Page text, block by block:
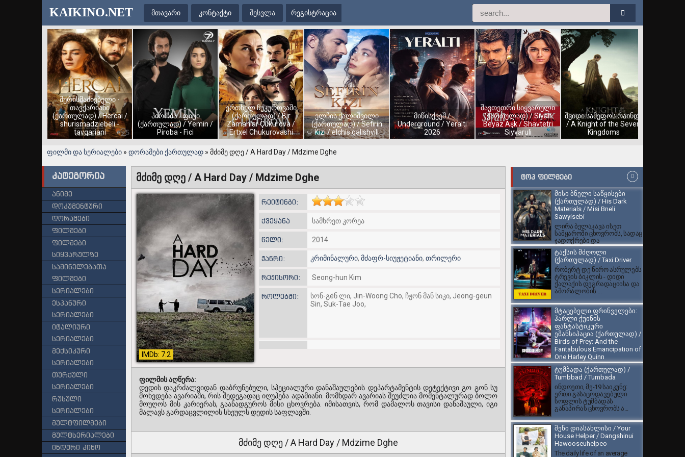
KAIKINO.NET მთავარი კონტაქტი შესვლა რეგისტრაცია
შურისმაძიებელი -
თავქარიანი
(ქართულად) / Hercai /
shurismadziebeli -
tavqariani
პირობა - ფიცი
(ქართულად) / Yemin /
Piroba - Fici
ერთხელ ჩუკუროვაში
(ქართულად) / Bir
Zamanlar Çukurova /
Ertxel Chukurovashi
ელჩის ქალიშვილი
(ქართულად) / Sefirin
Kizi / elchis qalishvili
მიწისქვეშ /
Underground / Yeralti
2026
შავთეთრი სიყვარული
(ქართულად) / Siyah
Beyaz Aşk / Shavtetri
Siyvaruli
შვიდი სამეფოს რაინდი
/ A Knight of the Seven
Kingdoms
ფილმი და სერიალები » დორამები ქართულად » მძიმე დღე / A Hard Day / Mdzime Dghe
ᲢᲝᲞ ᲤᲘᲚᲛᲔᲑᲘ
მისი ბნელი საწყისები
(ქართულად) / His Dark
Materials / Misi Bneli
Sawyisebi
ლირა ბელაკავა ისეთ
სამყაროში ცხოვრობს, სადაც
ჯადოქრები და
ბრონირებული დათვები ცხ...
ტაქსის მძღოლი
(ქართულად) / Taxi Driver
რობერტ დე ნირო ასრულებს
ტრევის ბიკლის - დიდი
ქალაქის დეგრადაციისა და
ამორალობის ...
მტაცებელი ფრინველები:
ჰარლი ქუინის
ფანტასტიკური
ემანსიპაცია (ქართულად) /
Birds of Prey: And the
Fantabulous Emancipation of
One Harley Quinn
DC Comics-ის ამავე
სახელწოდების
ორიგინალური კომიქსების
სერიის ეკრანიზაცია, სადაც...
ტუმბადა (ქართულად) /
Tumbbad / Tumbada
ინდოეთი, მე-19 საიკუნე:
ერთი გასაცოდავებული
სოფლის ტუმბადას
განაპირას ცხოვრობს ა...
შენი დიასახლისი / Your
House Helper / Dangshinui
Hawooseuhelpeo
The daily life of an average
მძიმე დღე / A Hard Day / Mdzime Dghe
რეიტინგი:
ქვეყანა სამხრეთ კორეა
წელი: 2014
ჟანრი: კრიმინალური, მძაფრ-სიუჟეტიანი, თრილერი
რეჟისორი: Seong-hun Kim
როლებში:
სონ-გёნ ლი, Jin-Woong Cho, ჩჟონ მან სიკი, Jeong-geun
Sin, Suk-Tae Joo,
IMDb: 7.2
ფილმის აღწერა:
დედის დაკრძალვიდან დაბრუნებული, სპეციალური დანაშაულების დეპარტამენტის დეტექტივი გო გონ სუ
მოხვდება ავარიაში, რის შედეგადაც იღუპება ადამიანი. მომხდარ ავარიას შეუძლია მომენტალურად ბოლო
მოუღოს მის კარიერას, გაანადგუროს მისი ცხოვრება. იმისათვის, რომ დამალოს თავისი დანაშაული, იგი
მალავს გარდაცვლილის სხეულს დედის საფლავში.
მძიმე დღე / A Hard Day / Mdzime Dghe
კატეგორია
ანიმე
დოკუმენტური
დორამები
ფილმები
ფილმები
სიყვარულზე
საშინელებათა
ფილმები
სერიალები
ესპანური
სერიალები
იტალიური
სერიალები
მექსიკური
სერიალები
თურქული
სერიალები
რუსული
სერიალები
მულტფილმები
მულტსერიალები
ინდური კინო